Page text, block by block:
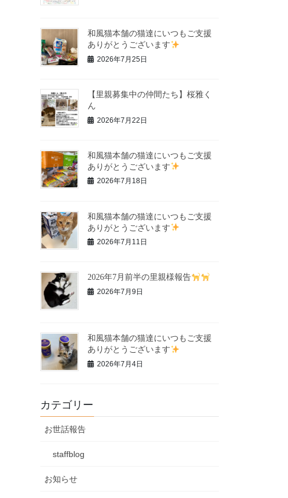
和風猫本舗の猫達にいつもご支援
ありがとうございます
2026年7月25日
【里親募集中の仲間たち】桜雅く
ん
2026年7月22日
和風猫本舗の猫達にいつもご支援
ありがとうございます
2026年7月18日
和風猫本舗の猫達にいつもご支援
ありがとうございます
2026年7月11日
2026年7月前半の里親様報告
2026年7月9日
和風猫本舗の猫達にいつもご支援
ありがとうございます
2026年7月4日
カテゴリー
お世話報告
staffblog
お知らせ